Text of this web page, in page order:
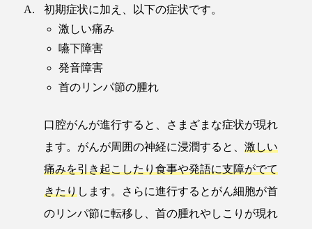
初期症状に加え、以下の症状です。
激しい痛み
嚥下障害
発音障害
首のリンパ節の腫れ
口腔がんが進行すると、さまざまな症状が現れ
ます。がんが周囲の神経に浸潤すると、 激しい
痛みを引き起こしたり食事や発語に支障がでて
きたり します。さらに進行するとがん細胞が首
のリンパ節に転移し、首の腫れやしこりが現れ